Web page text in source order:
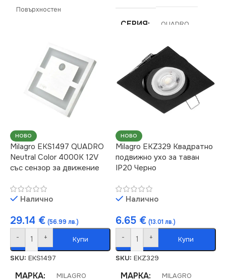
Повърхностен
СЕРИЯ QUADRO
НАПРЕЖЕНИЕ (V)
ЦВЕТНА
ТЕМПЕРАТУРА (K)
3000
СВЕТЛИНЕН ПОТОК
(LM)
4000
СЕРИЯ QUADRO
НАПРЕЖЕНИЕ (V)
12V
ЦВЕТНА
6500
СВЕТЛИНЕН ПОТОК
(LM)
СТЕПЕН НА ЗАЩИТА
НОВО
Milagro EKS1497 QUADRO
Neutral Color 4000K 12V
със сензор за движение
Налично
29.14 € (56.99 лв.)
- + Купи
SKU: EKS1497
МАРКА MILAGRO
НОВО
Milagro EKZ329 Квадратно
подвижно ухо за таван
IP20 Черно
Налично
6.65 € (13.01 лв.)
- + Купи
SKU: EKZ329
МАРКА MILAGRO